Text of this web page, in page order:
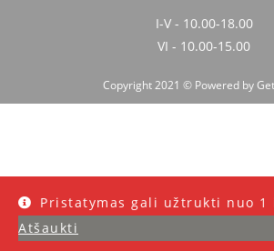
Pristatymas gali užtrukti nuo 1
Atšaukti
I-V - 10.00-18.00
VI - 10.00-15.00
Copyright 2021 © Powered by